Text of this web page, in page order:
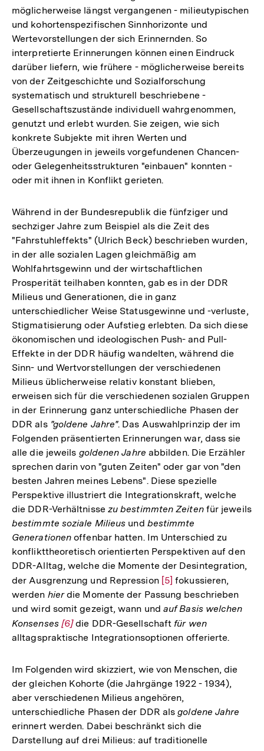
möglicherweise längst vergangenen - milieutypischen
und kohortenspezifischen Sinnhorizonte und
Wertevorstellungen der sich Erinnernden. So
interpretierte Erinnerungen können einen Eindruck
darüber liefern, wie frühere - möglicherweise bereits
von der Zeitgeschichte und Sozialforschung
systematisch und strukturell beschriebene -
Gesellschaftszustände individuell wahrgenommen,
genutzt und erlebt wurden. Sie zeigen, wie sich
konkrete Subjekte mit ihren Werten und
Überzeugungen in jeweils vorgefundenen Chancen-
oder Gelegenheitsstrukturen "einbauen" konnten -
oder mit ihnen in Konflikt gerieten.
Während in der Bundesrepublik die fünfziger und
sechziger Jahre zum Beispiel als die Zeit des
"Fahrstuhleffekts" (Ulrich Beck) beschrieben wurden,
in der alle sozialen Lagen gleichmäßig am
Wohlfahrtsgewinn und der wirtschaftlichen
Prosperität teilhaben konnten, gab es in der DDR
Milieus und Generationen, die in ganz
unterschiedlicher Weise Statusgewinne und -verluste,
Stigmatisierung oder Aufstieg erlebten. Da sich diese
ökonomischen und ideologischen Push- and Pull-
Effekte in der DDR häufig wandelten, während die
Sinn- und Wertvorstellungen der verschiedenen
Milieus üblicherweise relativ konstant blieben,
erweisen sich für die verschiedenen sozialen Gruppen
in der Erinnerung ganz unterschiedliche Phasen der
DDR als "goldene Jahre". Das Auswahlprinzip der im
Folgenden präsentierten Erinnerungen war, dass sie
alle die jeweils goldenen Jahre abbilden. Die Erzähler
sprechen darin von "guten Zeiten" oder gar von "den
besten Jahren meines Lebens". Diese spezielle
Perspektive illustriert die Integrationskraft, welche
die DDR-Verhältnisse zu bestimmten Zeiten für jeweils
bestimmte soziale Milieus und bestimmte
Generationen offenbar hatten. Im Unterschied zu
konflikttheoretisch orientierten Perspektiven auf den
DDR-Alltag, welche die Momente der Desintegration,
der Ausgrenzung und Repression Zur
Auflösung
der
Fußnote
[5] fokussieren,
werden hierdie Momente der Passung beschrieben
und wird somit gezeigt, wann und auf Basis welchen
Konsenses Zur
Auflösung
Fußnote
[6]die DDR-Gesellschaft für wen
alltagspraktische Integrationsoptionen offerierte.
Im Folgenden wird skizziert, wie von Menschen, die
der gleichen Kohorte (die Jahrgänge 1922 - 1934),
aber verschiedenen Milieus angehören,
unterschiedliche Phasen der DDR alsgoldene Jahre
erinnert werden. Dabei beschränkt sich die
Darstellung auf drei Milieus: auf traditionelle